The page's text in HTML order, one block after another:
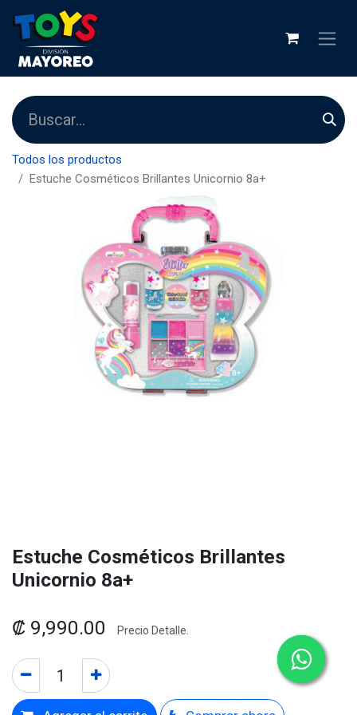
Todos los productos
Estuche Cosméticos Brillantes Unicornio 8a+
Estuche Cosméticos Brillantes
Unicornio 8a+
₡ 9,990.00 Precio Detalle.